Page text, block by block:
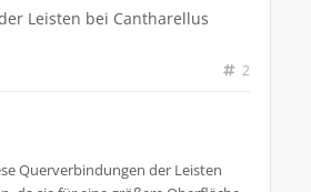
Leisten bei Cantharellus
2
Querverbindungen der Leisten